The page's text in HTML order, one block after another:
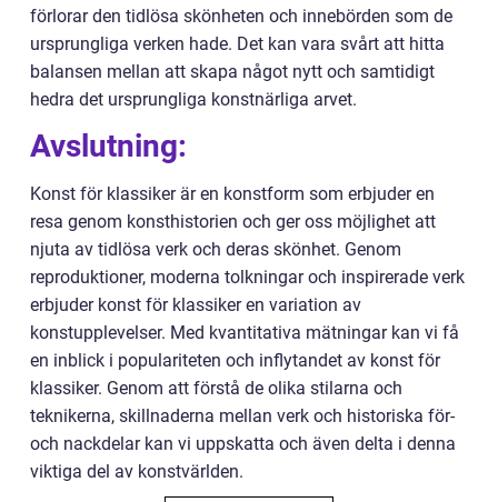
förlorar den tidlösa skönheten och innebörden som de
ursprungliga verken hade. Det kan vara svårt att hitta
balansen mellan att skapa något nytt och samtidigt
hedra det ursprungliga konstnärliga arvet.
Avslutning:
Konst för klassiker är en konstform som erbjuder en
resa genom konsthistorien och ger oss möjlighet att
njuta av tidlösa verk och deras skönhet. Genom
reproduktioner, moderna tolkningar och inspirerade verk
erbjuder konst för klassiker en variation av
konstupplevelser. Med kvantitativa mätningar kan vi få
en inblick i populariteten och inflytandet av konst för
klassiker. Genom att förstå de olika stilarna och
teknikerna, skillnaderna mellan verk och historiska för-
och nackdelar kan vi uppskatta och även delta i denna
viktiga del av konstvärlden.